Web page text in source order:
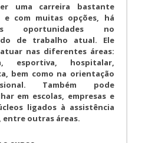
uma carreira bastante
e com muitas opções, há
oportunidades no
de trabalho atual. Ele
nas diferentes áreas:
esportiva, hospitalar,
bem como na orientação
Também pode
em escolas, empresas e
ligados à assistência
entre outras áreas.